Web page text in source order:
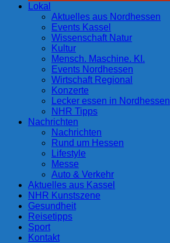
Lokal
Aktuelles aus Nordhessen
Events Kassel
Wissenschaft Natur
Kultur
Mensch. Maschine. KI.
Events Nordhessen
Wirtschaft Regional
Konzerte
Lecker essen in Nordhessen
NHR Tipps
Nachrichten
Nachrichten
Rund um Hessen
Lifestyle
Messe
Auto & Verkehr
Aktuelles aus Kassel
NHR Kunstszene
Gesundheit
Reisetipps
Sport
Kontakt